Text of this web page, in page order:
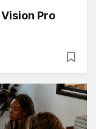
Pro